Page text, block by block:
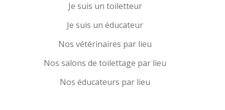
Je suis un toiletteur
Je suis un éducateur
Nos vétérinaires par lieu
Nos salons de toilettage par lieu
Nos éducateurs par lieu